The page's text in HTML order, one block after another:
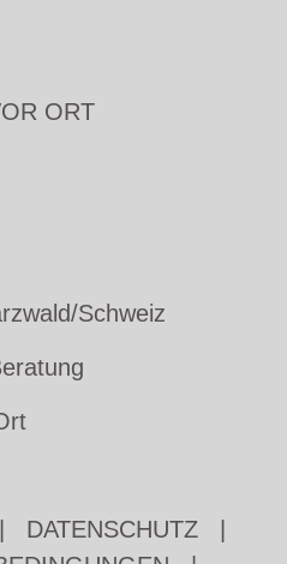
ORT
Schweiz
DATENSCHUTZ